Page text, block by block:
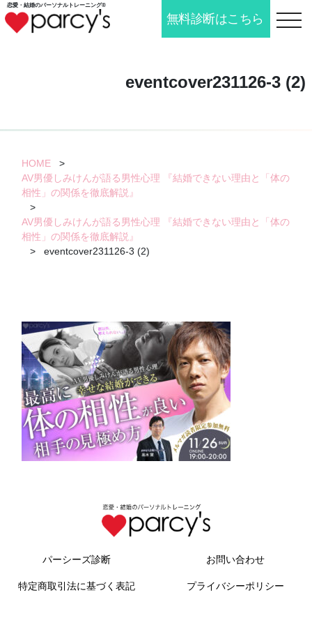
恋愛・結婚のパーソナルトレーニング®
toggle
無料診断はこちら
eventcover231126-3 (2)
HOME
>
AV男優しみけんが語る男性心理 『結婚できない理由と「体の
相性」の関係を徹底解説』
>
AV男優しみけんが語る男性心理 『結婚できない理由と「体の
相性」の関係を徹底解説』
>
eventcover231126-3 (2)
パーシーズ診断 お問い合わせ
特定商取引法に基づく表記 プライバシーポリシー